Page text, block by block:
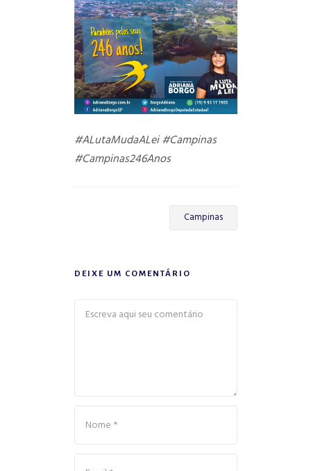
#ALutaMudaALei #Campinas
#Campinas246Anos
Campinas
DEIXE UM COMENTÁRIO